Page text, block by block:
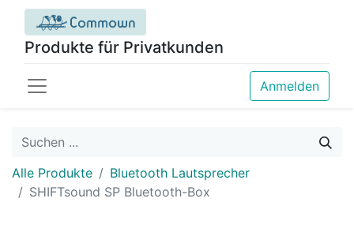
Produkte für Privatkunden
Anmelden
Alle Produkte
Bluetooth Lautsprecher
SHIFTsound SP Bluetooth-Box